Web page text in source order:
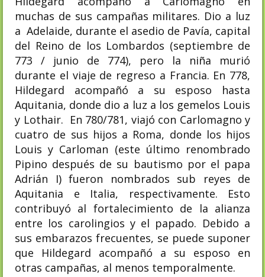
muchas de sus campañas militares. Dio a luz
a Adelaide, durante el asedio de Pavía, capital
del Reino de los Lombardos (septiembre de
773 / junio de 774), pero la niña murió
durante el viaje de regreso a Francia. En 778,
Hildegard acompañó a su esposo hasta
Aquitania, donde dio a luz a los gemelos Louis
y Lothair. En 780/781, viajó con Carlomagno y
cuatro de sus hijos a Roma, donde los hijos
Louis y Carloman (este último renombrado
Pipino después de su bautismo por el papa
Adrián I) fueron nombrados sub reyes de
Aquitania e Italia, respectivamente. Esto
contribuyó al fortalecimiento de la alianza
entre los carolingios y el papado. Debido a
sus embarazos frecuentes, se puede suponer
que Hildegard acompañó a su esposo en
otras campañas, al menos temporalmente.